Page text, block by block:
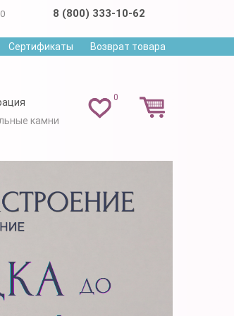
8 (800) 333-10-62
Сертификаты Возврат товара
0
камни